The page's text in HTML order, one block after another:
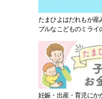
たまひよはだれもが
ブルなこどものミライ
妊娠・出産・育児にか